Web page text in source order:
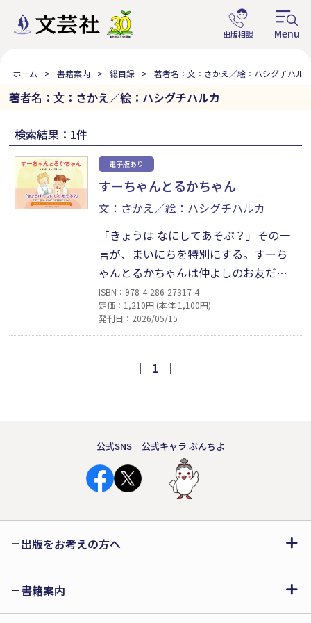
ホーム 書籍案内 総目録 著者名：文：さかえ／絵：ハシグチハル
著者名：文：さかえ／絵：ハシグチハルカ
検索結果：1件
電子版あり
すーちゃんとるかちゃん
文：さかえ／絵：ハシグチハルカ
「きょうは なにしてあそぶ？」その一
言が、まいにちを特別にする。すーち
ゃんとるかちゃんは仲よしのお友だ
ち。おままごとやボールあそび、えほ
んも読んで、毎日いっしょに楽しい時
間を過ごしている。でもある日、会え
いながら「はやくあしたにならないか
ISBN：978-4-286-27317-4
定価：1,210円 (本体 1,100円)
発刊日：2026/05/15
｜ 1 ｜
公式SNS 公式キャラ ぶんちよ
出版をお考えの方へ
書籍案内